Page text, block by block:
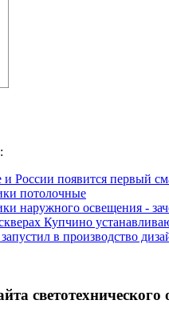
России появится первый
потолочные
наружного освещения -
Купчино
в производство
светотехнического